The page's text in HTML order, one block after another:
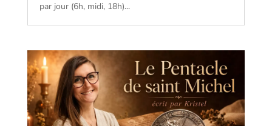
par jour (6h, midi, 18h)...